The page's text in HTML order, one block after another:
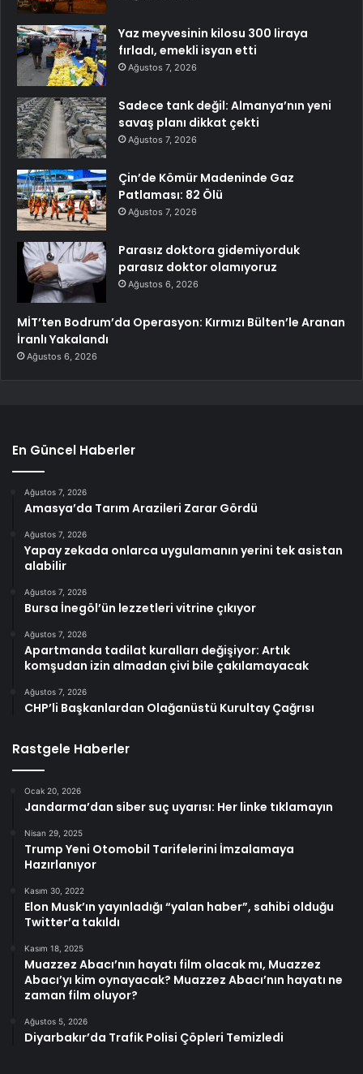
Yaz meyvesinin kilosu 300 liraya
fırladı, emekli isyan etti
Ağustos 7, 2026
Sadece tank değil: Almanya’nın yeni
savaş planı dikkat çekti
Ağustos 7, 2026
Çin’de Kömür Madeninde Gaz
Patlaması: 82 Ölü
Ağustos 7, 2026
Parasız doktora gidemiyorduk
parasız doktor olamıyoruz
Ağustos 6, 2026
MİT’ten Bodrum’da Operasyon: Kırmızı Bülten’le Aranan
İranlı Yakalandı
Ağustos 6, 2026
En Güncel Haberler
Ağustos 7, 2026
Amasya’da Tarım Arazileri Zarar Gördü
Ağustos 7, 2026
Yapay zekada onlarca uygulamanın yerini tek asistan
alabilir
Ağustos 7, 2026
Bursa İnegöl’ün lezzetleri vitrine çıkıyor
Ağustos 7, 2026
Apartmanda tadilat kuralları değişiyor: Artık
komşudan izin almadan çivi bile çakılamayacak
Ağustos 7, 2026
CHP’li Başkanlardan Olağanüstü Kurultay Çağrısı
Rastgele Haberler
Ocak 20, 2026
Jandarma’dan siber suç uyarısı: Her linke tıklamayın
Nisan 29, 2025
Trump Yeni Otomobil Tarifelerini İmzalamaya
Hazırlanıyor
Kasım 30, 2022
Elon Musk’ın yayınladığı “yalan haber”, sahibi olduğu
Twitter’a takıldı
Kasım 18, 2025
Muazzez Abacı’nın hayatı film olacak mı, Muazzez
Abacı’yı kim oynayacak? Muazzez Abacı’nın hayatı ne
zaman film oluyor?
Ağustos 5, 2026
Diyarbakır’da Trafik Polisi Çöpleri Temizledi